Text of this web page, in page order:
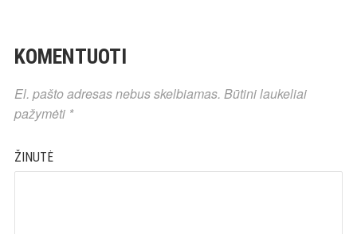
KOMENTUOTI
El. pašto adresas nebus skelbiamas. Būtini laukeliai
pažymėti *
ŽINUTĖ